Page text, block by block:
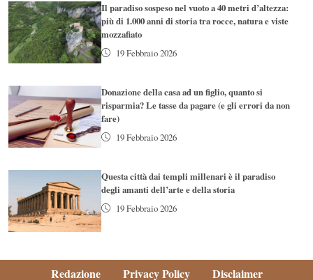
Il paradiso sospeso nel vuoto a 40 metri d’altezza:
più di 1.000 anni di storia tra rocce, natura e viste
mozzafiato
19 Febbraio 2026
Donazione della casa ad un figlio, quanto si
risparmia? Le tasse da pagare (e gli errori da non
fare)
19 Febbraio 2026
Questa città dai templi millenari è il paradiso
degli amanti dell’arte e della storia
19 Febbraio 2026
Redazione Privacy Policy Disclaimer